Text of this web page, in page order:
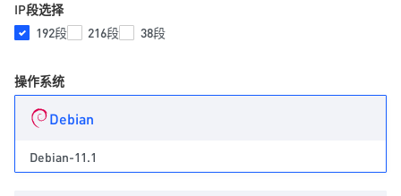
IP段选择
192段
216段 38段
操作系统
Debian
Debian-11.1